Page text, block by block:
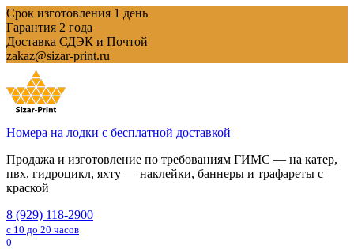
Перейти
к
содержанию
Срок изготовления 1 день
Гарантия 2 года
Доставка СДЭК и Почтой
zakaz@sizar-print.ru
Номера на лодки с бесплатной доставкой
Продажа и изготовление по требованиям ГИМС — на катер,
пвх, гидроцикл, яхту — наклейки, баннеры и трафареты с
краской
8 (929) 118-2900
с 10 до 20 часов
0